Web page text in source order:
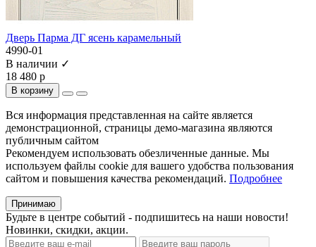
Дверь Парма ДГ ясень карамельный
4990-01
В наличии ✓
18 480 р
В корзину
Вся информация представленная на сайте является
демонстрационной, страницы демо-магазина являются
публичным сайтом
Рекомендуем использовать обезличенные данные. Мы
используем файлы cookie для вашего удобства пользования
сайтом и повышения качества рекомендаций. Подробнее
Принимаю
Будьте в центре событий - подпишитесь на наши новости!
Новинки, скидки, акции.